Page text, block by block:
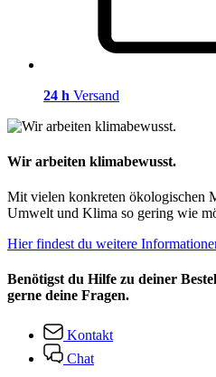
24 h Versand
Wir arbeiten klimabewusst.
Mit vielen konkreten ökologischen
Umwelt und Klima so gering wie
Hier findest du weitere
Benötigst du Hilfe zu deiner
gerne deine Fragen.
Kontakt
Chat